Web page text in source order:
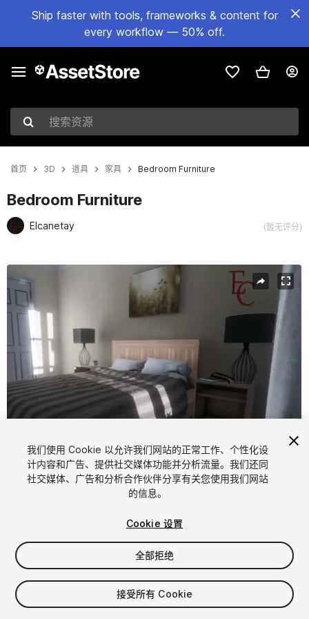
Ship faster with tools, frameworks & content for
every workflow — 50% off.
搜索资源
首页 3D 道具 家具 Bedroom Furniture
Bedroom Furniture
Elcanetay (暂无评分)
当前幻灯片：1 / 12
1 12
$6
我们使用 Cookie 以允许我们网站的正常工作、个性化设
计内容和广告、提供社交媒体功能并分析流量。我们还同
社交媒体、广告和分析合作伙伴分享有关您使用我们网站
的信息。
Cookie 设置
全部拒绝
接受所有 Cookie